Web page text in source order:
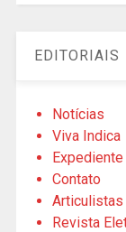
EDITORIAIS
Notícias
Viva Indica
Expediente
Contato
Articulistas
Revista